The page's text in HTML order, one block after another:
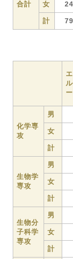
合計 女 24
計 79
ー
化学専
攻
男
女
計
生物学
専攻
男
女
計
生物分
子科学
専攻
男
女
計